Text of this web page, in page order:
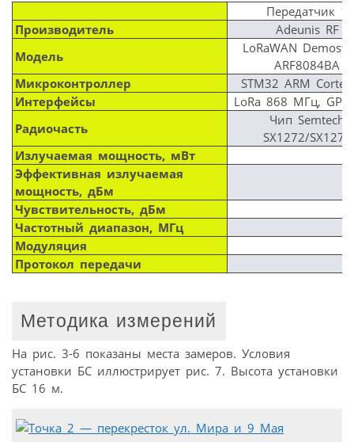
Передатчик 1
Производитель
Adeunis RF
Модель
LoRaWAN
ARF8084BA
Микроконтроллер
STM32 ARM
Интерфейсы
LoRa 868 МГц, GPS,
Радиочасть
Чип Semtech
SX1272/SX1276
Излучаемая мощность, мВт
Эффективная излучаемая
мощность, дБм
Чувствительность, дБм
Частотный диапазон, МГц
Модуляция
Протокол передачи
Методика измерений
На рис. 3-6 показаны места замеров. Условия
установки БС иллюстрирует рис. 7. Высота установки
БС 16 м.